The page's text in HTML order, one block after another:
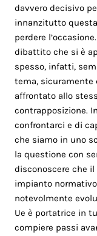
davvero decisivo
innanzitutto
perdere
dibattito che si è
spesso, infatti,
tema, sicuramente
affrontato allo
contrapposizione.
confrontarci e di
che siamo in uno
la questione con
disconoscere che
impianto
notevolmente
Ue è portatrice in
compiere passi